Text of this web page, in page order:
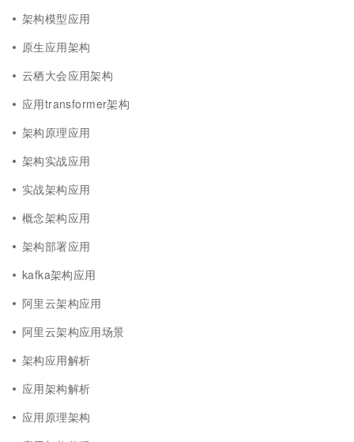
架构模型应用
原生应用架构
云栖大会应用架构
应用transformer架构
架构原理应用
架构实战应用
实战架构应用
概念架构应用
架构部署应用
kafka架构应用
阿里云架构应用
阿里云架构应用场景
架构应用解析
应用架构解析
应用原理架构